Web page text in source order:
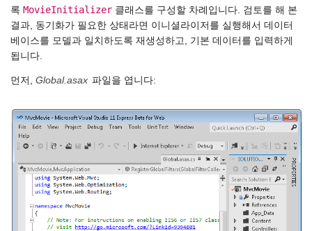
록 MovieInitializer 클래스를 구성할 차례입니다. 검토를 해 본
결과, 동기화가 필요한 상태라면 이니셜라이저를 실행해서 데이터
베이스를 모델과 일치하도록 재생성하고, 기본 데이터를 입력하게
됩니다.
먼저, Global.asax 파일을 엽니다: